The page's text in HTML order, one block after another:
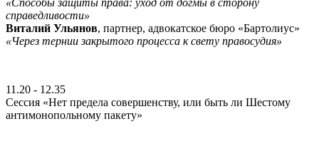
справедливости»
Виталий Ульянов, партнер, адвокатское бюро «Бартолиус»
«Через тернии закрытого процесса к свету правосудия»
11.20 - 12.35
Сессия «Нет предела совершенству, или быть ли Шестому
антимонопольному пакету»